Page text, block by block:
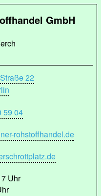
GmbH
22
59 04
rohstoffhandel.de
Uhr